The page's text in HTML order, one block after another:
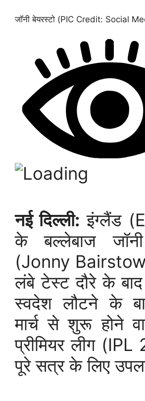
जॉनी बेयरस्टो (PIC Credit: Social
नई दिल्ली: इंग्लैंड
के बल्लेबाज जॉनी
(Jonny
लंबे टेस्ट दौरे के
स्वदेश लौटने के
मार्च से शुरू होने
प्रीमियर लीग
पूरे सत्र के लिए